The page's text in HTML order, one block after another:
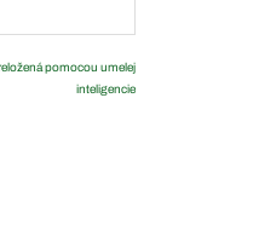
pomocou umelej
inteligencie